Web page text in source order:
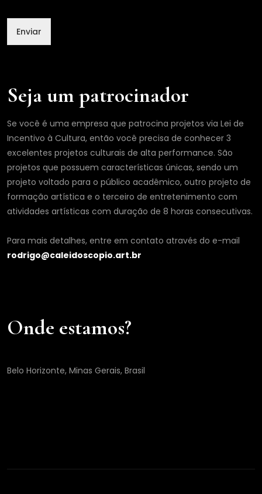
Enviar
Seja um patrocinador
Se você é uma empresa que patrocina projetos via Lei de
Incentivo à Cultura, então você precisa de conhecer 3
excelentes projetos culturais de alta performance. São
projetos que possuem características únicas, sendo um
projeto voltado para o público acadêmico, outro projeto de
formação artística e o terceiro de entretenimento com
atividades artísticas com duração de 8 horas consecutivas.
Para mais detalhes, entre em contato através do e-mail
rodrigo@caleidoscopio.art.br
Onde estamos?
Belo Horizonte, Minas Gerais, Brasil